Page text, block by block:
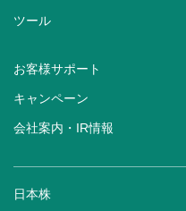
ツール
お客様サポート
キャンペーン
会社案内・IR情報
日本株